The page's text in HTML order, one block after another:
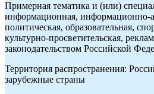
Примерная тематика и (или)
информационная, информационно-
политическая, образовательная,
культурно-просветительская,
законодательством Российской
Территория распространения:
зарубежные страны